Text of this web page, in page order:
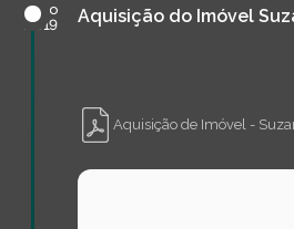
julho
de
2019 Aquisição do Imóvel
Aquisição de Imóvel -